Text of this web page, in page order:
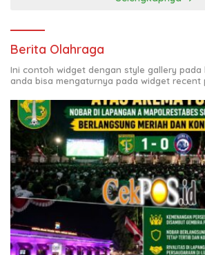
Berita Olahraga
Ini contoh widget dengan style gallery pada
anda bisa mengaturnya pada widget recent